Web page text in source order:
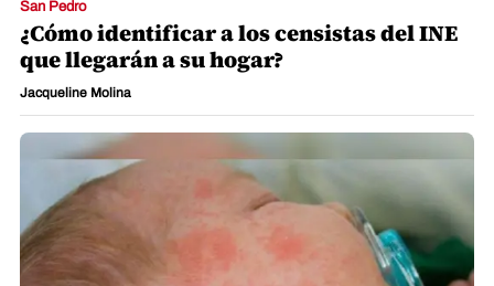
San Pedro
¿Cómo identificar a los censistas del INE
que llegarán a su hogar?
Jacqueline Molina